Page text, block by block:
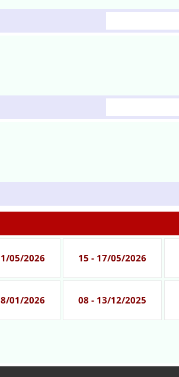
05/2026 15 - 17/05/2026
01/2026 08 - 13/12/2025